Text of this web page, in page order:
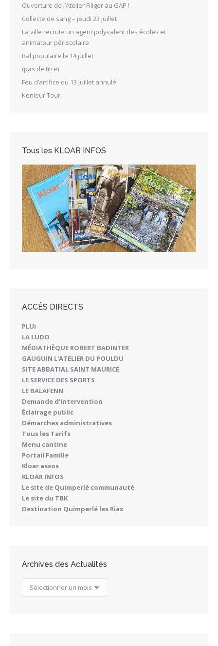
Ouverture de l’Atelier Filiger au GAP !
Collecte de sang – jeudi 23 juillet
La ville recrute un agent polyvalent des écoles et
animateur périscolaire
Bal populaire le 14 juillet
(pas de titre)
Feu d’artifice du 13 juillet annulé
Kenleur Tour
Tous les KLOAR INFOS
ACCÈS DIRECTS
PLUi
LA LUDO
MÉDIATHÈQUE ROBERT BADINTER
GAUGUIN L'ATELIER DU POULDU
SITE ABBATIAL SAINT MAURICE
LE SERVICE DES SPORTS
LE BALAFENN
Demande d'intervention
Éclairage public
Démarches administratives
Tous les Tarifs
Menu cantine
Portail Famille
Kloar assos
KLOAR INFOS
Le site de Quimperlé communauté
Le site du TBK
Destination Quimperlé les Rias
Archives des Actualités
Archives
des